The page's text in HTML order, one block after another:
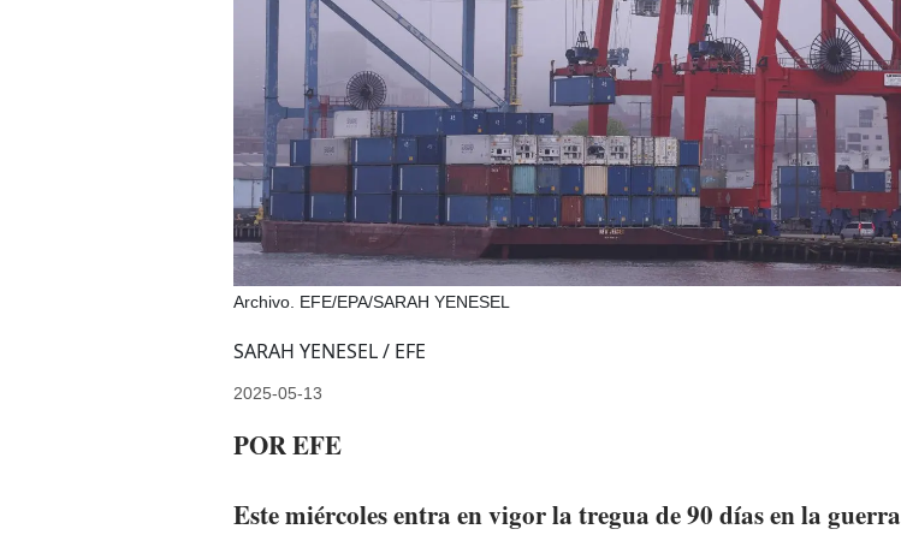
Archivo. EFE/EPA/SARAH YENESEL
SARAH YENESEL / EFE
2025-05-13
POR EFE
Este miércoles entra en vigor la tregua de 90 días en la guerra